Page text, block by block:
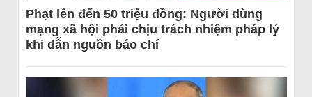
Phạt lên đến 50 triệu đồng: Người dùng
mạng xã hội phải chịu trách nhiệm pháp lý
khi dẫn nguồn báo chí